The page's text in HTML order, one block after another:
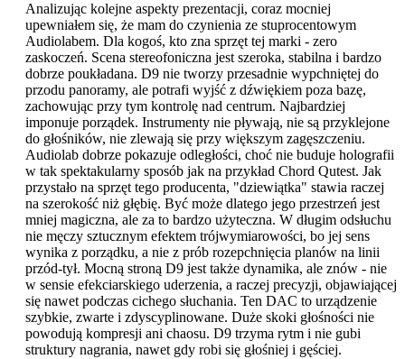
Analizując kolejne aspekty prezentacji, coraz mocniej
upewniałem się, że mam do czynienia ze stuprocentowym
Audiolabem. Dla kogoś, kto zna sprzęt tej marki - zero
zaskoczeń. Scena stereofoniczna jest szeroka, stabilna i bardzo
dobrze poukładana. D9 nie tworzy przesadnie wypchniętej do
przodu panoramy, ale potrafi wyjść z dźwiękiem poza bazę,
zachowując przy tym kontrolę nad centrum. Najbardziej
imponuje porządek. Instrumenty nie pływają, nie są przyklejone
do głośników, nie zlewają się przy większym zagęszczeniu.
Audiolab dobrze pokazuje odległości, choć nie buduje holografii
w tak spektakularny sposób jak na przykład Chord Qutest. Jak
przystało na sprzęt tego producenta, "dziewiątka" stawia raczej
na szerokość niż głębię. Być może dlatego jego przestrzeń jest
mniej magiczna, ale za to bardzo użyteczna. W długim odsłuchu
nie męczy sztucznym efektem trójwymiarowości, bo jej sens
wynika z porządku, a nie z prób rozepchnięcia planów na linii
przód-tył. Mocną stroną D9 jest także dynamika, ale znów - nie
w sensie efekciarskiego uderzenia, a raczej precyzji, objawiającej
się nawet podczas cichego słuchania. Ten DAC to urządzenie
szybkie, zwarte i zdyscyplinowane. Duże skoki głośności nie
powodują kompresji ani chaosu. D9 trzyma rytm i nie gubi
struktury nagrania, nawet gdy robi się głośniej i gęściej.